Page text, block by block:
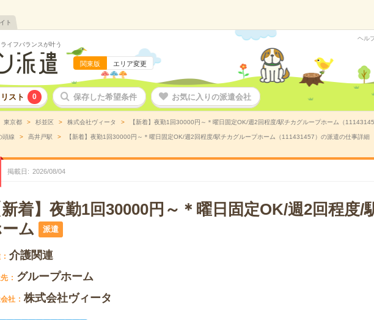
ト
イフバランスが叶う
関東版 エリア変更
ヘル
スト 0 保存した希望条件 お気に入りの派遣会社
東京都 杉並区 株式会社ヴィータ 【新着】夜勤1回30000円～＊曜日固定OK/週2回程度/駅チカグループホーム（
頭線 高井戸駅 【新着】夜勤1回30000円～＊曜日固定OK/週2回程度/駅チカグループホーム（111431457）の派遣の仕事詳細
掲載日 2026/08/04
新着】夜勤1回30000円～＊曜日固定OK/週2回程度
ム
派遣
介護関連
グループホーム
社 株式会社ヴィータ